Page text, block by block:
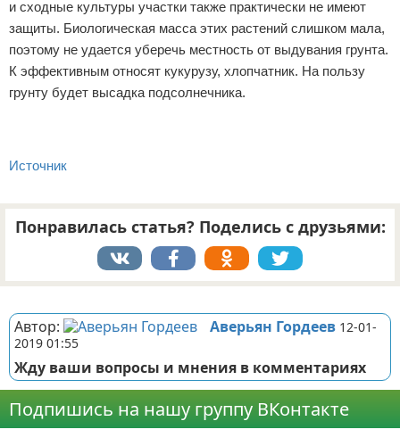
и сходные культуры участки также практически не имеют
защиты. Биологическая масса этих растений слишком мала,
поэтому не удается уберечь местность от выдувания грунта.
К эффективным относят кукурузу, хлопчатник. На пользу
грунту будет высадка подсолнечника.
Источник
Понравилась статья? Поделись с друзьями:
Автор: Аверьян Гордеев 12-01-
2019 01:55
Жду ваши вопросы и мнения в комментариях
Подпишись на нашу группу ВКонтакте